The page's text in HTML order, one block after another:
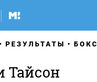
РЕЗУЛЬТАТЫ БОКС
Тайсон